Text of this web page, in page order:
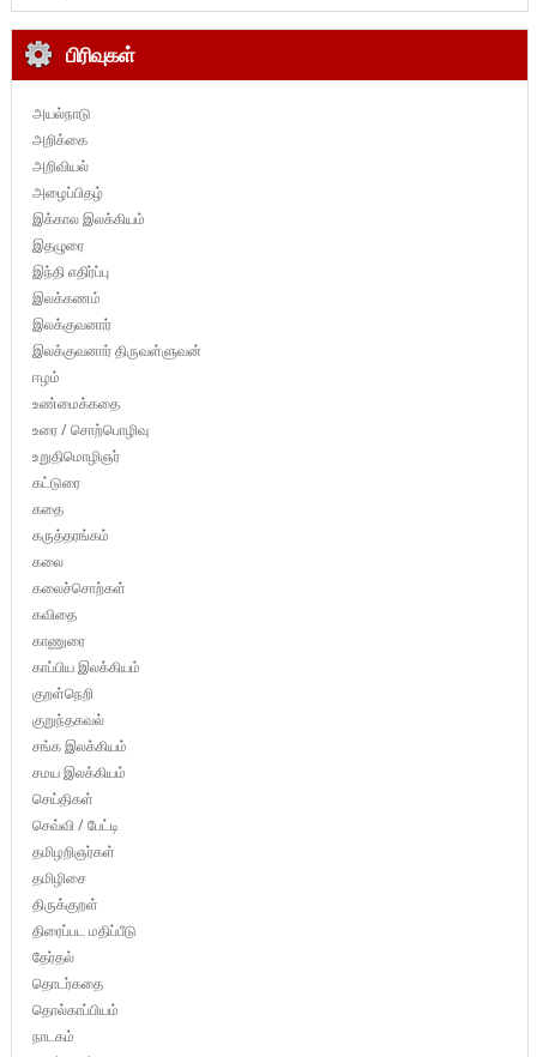
பிரிவுகள்
அயல்நாடு
அறிக்கை
அறிவியல்
அழைப்பிதழ்
இக்கால இலக்கியம்
இதழுரை
இந்தி எதிர்ப்பு
இலக்கணம்
இலக்குவனார்
இலக்குவனார் திருவள்ளுவன்
ஈழம்
உண்மைக்கதை
உரை / சொற்பொழிவு
உறுதிமொழிஞர்
கட்டுரை
கதை
கருத்தரங்கம்
கலை
கலைச்சொற்கள்
கவிதை
காணுரை
காப்பிய இலக்கியம்
குறள்நெறி
குறுந்தகவல்
சங்க இலக்கியம்
சமய இலக்கியம்
செய்திகள்
செவ்வி / பேட்டி
தமிழறிஞர்கள்
தமிழிசை
திருக்குறள்
திரைப்பட மதிப்பீடு
தேர்தல்
தொடர்கதை
தொல்காப்பியம்
நாடகம்